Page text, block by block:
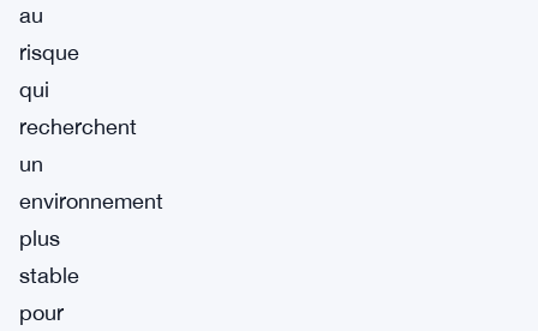
au
risque
qui
recherchent
un
environnement
plus
stable
pour